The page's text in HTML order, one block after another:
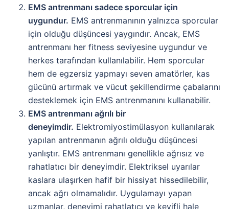
EMS antrenmanı sadece sporcular için
uygundur. EMS antrenmanının yalnızca sporcular
için olduğu düşüncesi yaygındır. Ancak, EMS
antrenmanı her fitness seviyesine uygundur ve
herkes tarafından kullanılabilir. Hem sporcular
hem de egzersiz yapmayı seven amatörler, kas
gücünü artırmak ve vücut şekillendirme çabalarını
desteklemek için EMS antrenmanını kullanabilir.
EMS antrenmanı ağrılı bir
deneyimdir. Elektromiyostimülasyon kullanılarak
yapılan antrenmanın ağrılı olduğu düşüncesi
yanlıştır. EMS antrenmanı genellikle ağrısız ve
rahatlatıcı bir deneyimdir. Elektriksel uyarılar
kaslara ulaşırken hafif bir hissiyat hissedilebilir,
ancak ağrı olmamalıdır. Uygulamayı yapan
uzmanlar, deneyimi rahatlatıcı ve keyifli hale